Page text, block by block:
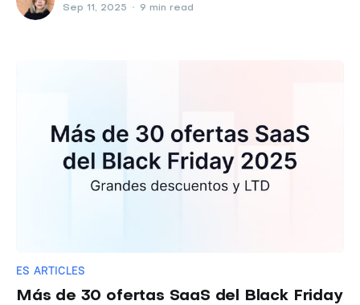
Sep 11, 2025
• 9 min read
ES ARTICLES
Más de 30 ofertas SaaS del Black Friday